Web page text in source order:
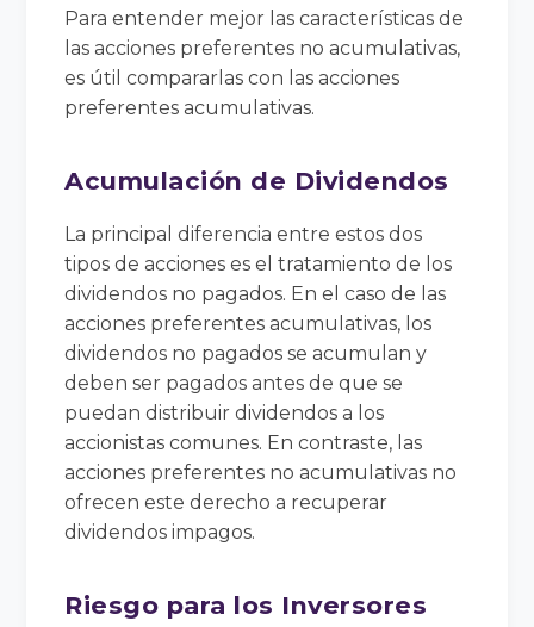
Para entender mejor las características de
las acciones preferentes no acumulativas,
es útil compararlas con las acciones
preferentes acumulativas.
Acumulación de Dividendos
La principal diferencia entre estos dos
tipos de acciones es el tratamiento de los
dividendos no pagados. En el caso de las
acciones preferentes acumulativas, los
dividendos no pagados se acumulan y
deben ser pagados antes de que se
puedan distribuir dividendos a los
accionistas comunes. En contraste, las
acciones preferentes no acumulativas no
ofrecen este derecho a recuperar
dividendos impagos.
Riesgo para los Inversores